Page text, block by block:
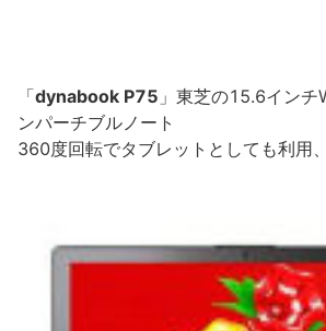
「dynabook P75 」東芝の15.6イン
ンパーチブルノート
360度回転でタブレットとしても利用